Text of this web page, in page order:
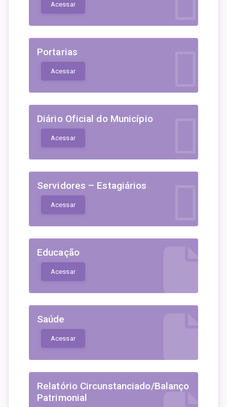
Acessar
Portarias
Acessar
Diário Oficial do Município
Acessar
Servidores – Estagiários
Acessar
Educação
Acessar
Saúde
Acessar
Relatório Circunstanciado/Balanço
Patrimonial